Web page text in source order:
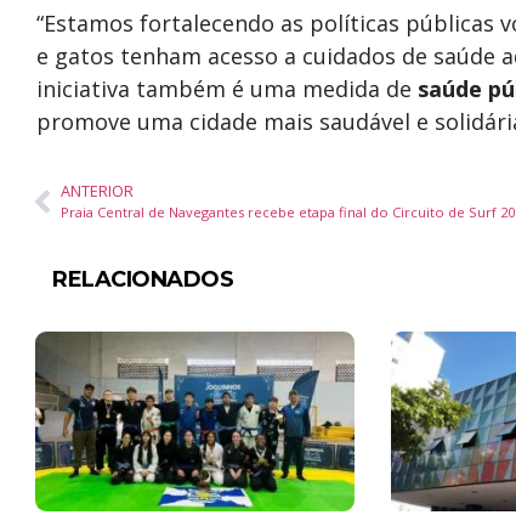
“Estamos fortalecendo as políticas públicas
e gatos tenham acesso a cuidados de saúde
iniciativa também é uma medida de saúde
promove uma cidade mais saudável e
ANTERIOR
RELACIONADOS